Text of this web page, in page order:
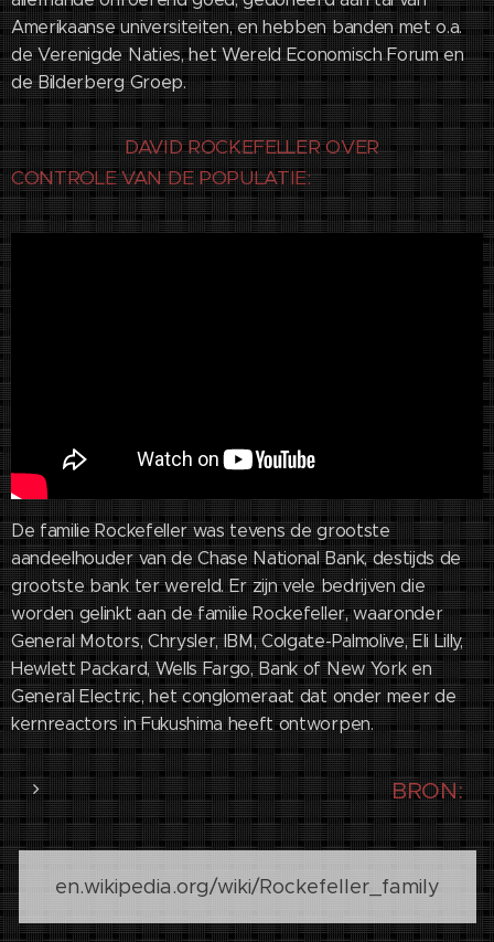
Amerikaanse universiteiten, en hebben banden met o.a.
de Verenigde Naties, het Wereld Economisch Forum en
de Bilderberg Groep.
DAVID ROCKEFELLER OVER
CONTROLE VAN DE POPULATIE:
De familie Rockefeller was tevens de grootste
aandeelhouder van de Chase National Bank, destijds de
grootste bank ter wereld. Er zijn vele bedrijven die
worden gelinkt aan de familie Rockefeller, waaronder
General Motors, Chrysler, IBM, Colgate-Palmolive, Eli Lilly,
Hewlett Packard, Wells Fargo, Bank of New York en
General Electric, het conglomeraat dat onder meer de
kernreactors in Fukushima heeft ontworpen.
BRON:
en.wikipedia.org/wiki/Rockefeller_family